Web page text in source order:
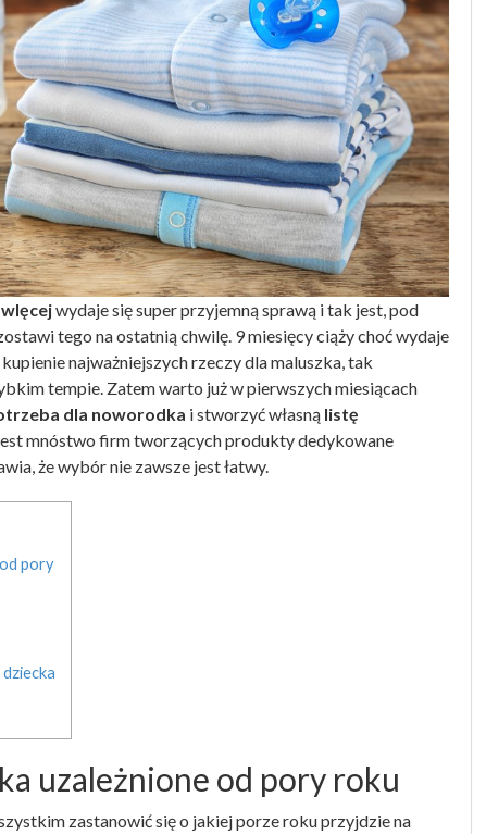
wydaje się super przyjemną sprawą i tak jest, pod
tego na ostatnią chwilę. 9 miesięcy ciąży choć wydaje
najważniejszych rzeczy dla maluszka, tak
tempie. Zatem warto już w pierwszych miesiącach
dla noworodka i stworzyć własną listę
mnóstwo firm tworzących produkty dedykowane
że wybór nie zawsze jest łatwy.
pory
uzależnione od pory roku
zastanowić się o jakiej porze roku przyjdzie na